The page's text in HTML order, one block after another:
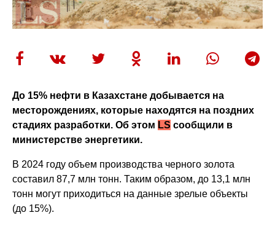
До 15% нефти в Казахстане добывается на
месторождениях, которые находятся на поздних
стадиях разработки. Об этом LS сообщили в
министерстве энергетики.
В 2024 году объем производства черного золота
составил 87,7 млн тонн. Таким образом, до 13,1 млн
тонн могут приходиться на данные зрелые объекты
(до 15%).